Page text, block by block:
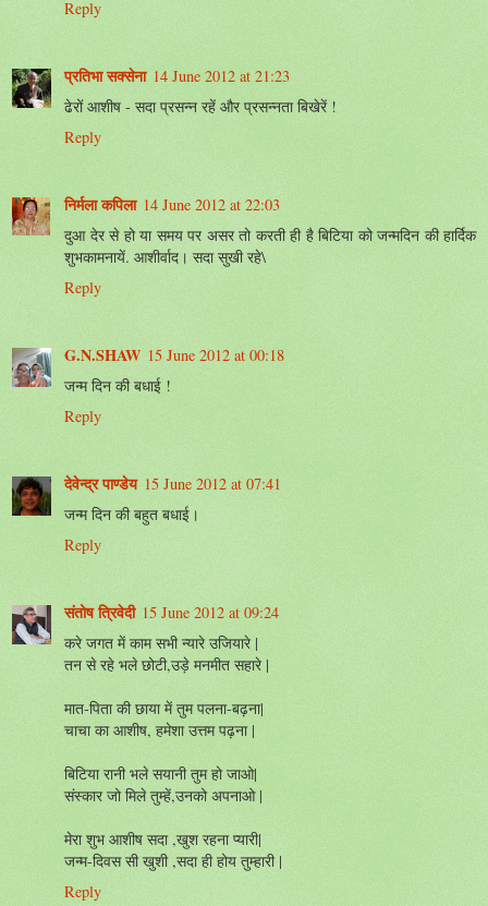
Reply
प्रतिभा सक्सेना 14 June 2012 at 21:23
ढेरों आशीष - सदा प्रसन्न रहें और प्रसन्नता बिखेरें !
Reply
निर्मला कपिला 14 June 2012 at 22:03
दुआ देर से हो या समय पर असर तो करती ही है बिटिया को जन्मदिन की हार्दिक
शुभकामनायें. आशीर्वाद। सदा सुखी रहे\
Reply
G.N.SHAW 15 June 2012 at 00:18
जन्म दिन की बधाई !
Reply
देवेन्द्र पाण्डेय 15 June 2012 at 07:41
जन्म दिन की बहुत बधाई।
Reply
संतोष त्रिवेदी 15 June 2012 at 09:24
करे जगत में काम सभी न्यारे उजियारे |
तन से रहे भले छोटी,उड़े मनमीत सहारे |
मात-पिता की छाया में तुम पलना-बढ़ना|
चाचा का आशीष, हमेशा उत्तम पढ़ना |
बिटिया रानी भले सयानी तुम हो जाओ|
संस्कार जो मिले तुम्हें,उनको अपनाओ |
मेरा शुभ आशीष सदा ,खुश रहना प्यारी|
जन्म-दिवस सी खुशी ,सदा ही होय तुम्हारी |
Reply